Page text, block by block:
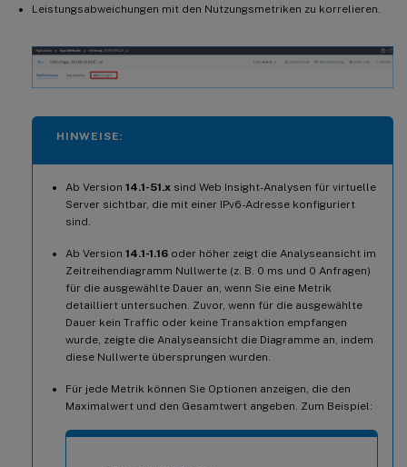
Leistungsabweichungen mit den Nutzungsmetriken zu korrelieren.
HINWEISE:
Ab Version 14.1-51.x sind Web Insight-Analysen für virtuelle
Server sichtbar, die mit einer IPv6-Adresse konfiguriert
sind.
Ab Version 14.1-1.16 oder höher zeigt die Analyseansicht im
Zeitreihendiagramm Nullwerte (z. B. 0 ms und 0 Anfragen)
für die ausgewählte Dauer an, wenn Sie eine Metrik
detailliert untersuchen. Zuvor, wenn für die ausgewählte
Dauer kein Traffic oder keine Transaktion empfangen
wurde, zeigte die Analyseansicht die Diagramme an, indem
diese Nullwerte übersprungen wurden.
Für jede Metrik können Sie Optionen anzeigen, die den
Maximalwert und den Gesamtwert angeben. Zum Beispiel: